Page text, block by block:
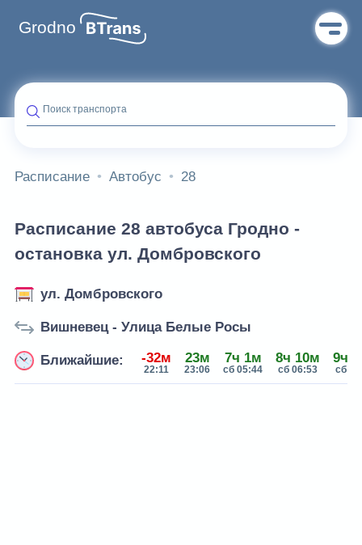
Grodno
Поиск транспорта
Расписание Автобус 28
Расписание 28 автобуса Гродно -
остановка ул. Домбровского
ул. Домбровского
Вишневец - Улица Белые Росы
Ближайшие: -32м
22:11
23м
23:06
7ч 1м
сб 05:44
8ч 10м
сб 06:53
9ч
сб